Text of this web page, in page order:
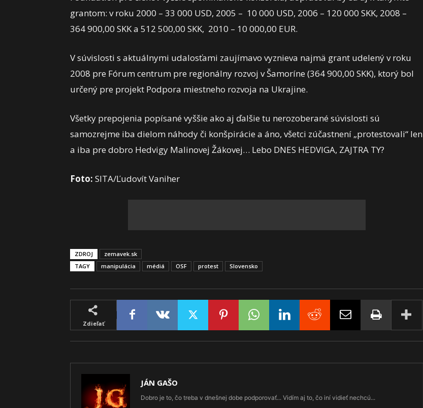
grantom: v roku 2000 – 33 000 USD, 2005 – 10 000 USD, 2006 – 120 000 SKK, 2008 –
364 900,00 SKK a 512 500,00 SKK, 2010 – 10 000,00 EUR.
V súvislosti s aktuálnymi udalosťami zaujímavo vyznieva najmä grant udelený v roku
2008 pre Fórum centrum pre regionálny rozvoj v Šamoríne (364 900,00 SKK), ktorý bol
určený pre projekt Podpora miestneho rozvoja na Ukrajine.
Všetky prepojenia popísané vyššie ako aj ďalšie tu nerozoberané súvislosti sú
samozrejme iba dielom náhody či konšpirácie a áno, všetci zúčastnení „protestovali“ len
a iba pre dobro Hedvigy Malinovej Žákovej… Lebo DNES HEDVIGA, ZAJTRA TY?
Foto: SITA/Ľudovít Vaniher
ZDROJ
zemavek.sk
TAGY
manipulácia médiá OSF protest Slovensko
Zdieľať
JÁN GAŠO
Dobro je to, čo treba v dnešnej dobe podporovať... Vidím aj to, čo iní vidieť nechcú...